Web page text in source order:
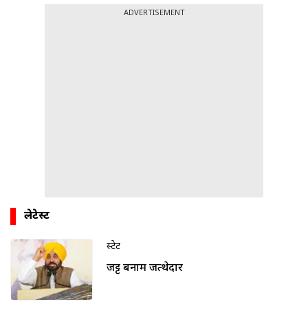
ADVERTISEMENT
लेटेस्ट
स्टेट
जट्ट बनाम जत्थेदार